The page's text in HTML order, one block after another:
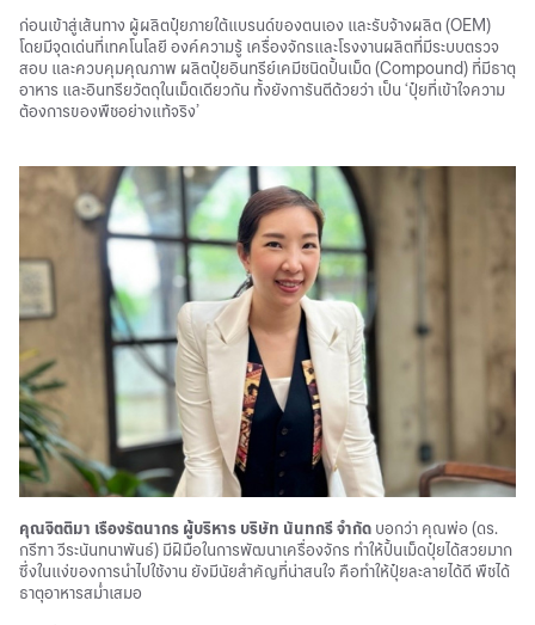
ก่อนเข้าสู่เส้นทาง ผู้ผลิตปุ๋ยภายใต้แบรนด์ของตนเอง และรับจ้างผลิต (OEM)
โดยมีจุดเด่นที่เทคโนโลยี องค์ความรู้ เครื่องจักรและโรงงานผลิตที่มีระบบตรวจ
สอบ และควบคุมคุณภาพ ผลิตปุ๋ยอินทรีย์เคมีชนิดปั้นเม็ด (Compound) ที่มีธาตุ
อาหาร และอินทรียวัตถุในเม็ดเดียวกัน ทั้งยังการันตีด้วยว่า เป็น ‘ปุ๋ยที่เข้าใจความ
ต้องการของพืชอย่างแท้จริง’
คุณจิตติมา เรืองรัตนากร ผู้บริหาร บริษัท นันทกรี จำกัด บอกว่า คุณพ่อ (ดร.
กรีฑา วีระนันทนาพันธ์) มีฝีมือในการพัฒนาเครื่องจักร ทำให้ปั้นเม็ดปุ๋ยได้สวยมาก
ซึ่งในแง่ของการนำไปใช้งาน ยังมีนัยสำคัญที่น่าสนใจ คือทำให้ปุ๋ยละลายได้ดี พืชได้
ธาตุอาหารสม่ำเสมอ